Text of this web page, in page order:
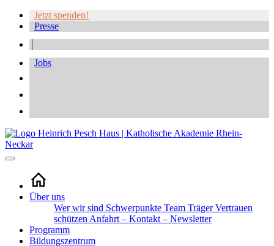
Jetzt spenden!
Presse
Jobs
Über uns
Wer wir sind Schwerpunkte Team TrägerVertrauen
schützen Anfahrt – Kontakt – Newsletter
Programm
Bildungszentrum